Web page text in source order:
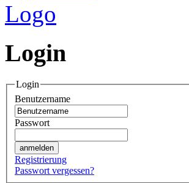
Login
Login
Benutzername
Passwort
Registrierung
Passwort vergessen?